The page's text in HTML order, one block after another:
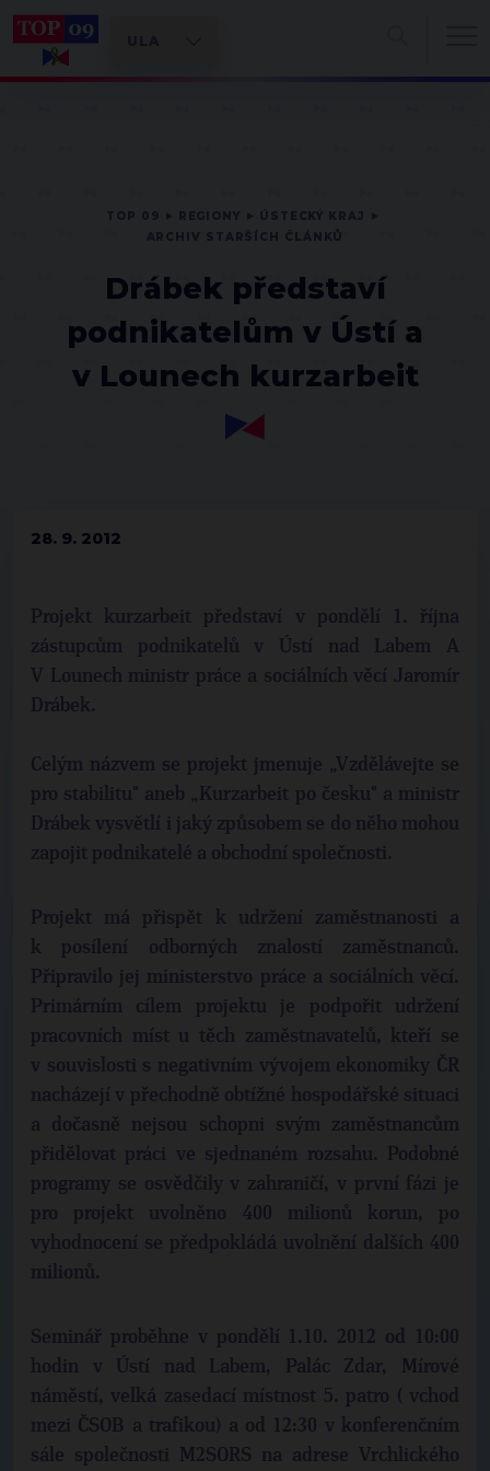
Drábek představí
podnikatelům v Ústí a
v Lounech kurzarbeit
28. 9. 2012
Projekt kurzarbeit představí v pondělí 1. října
zástupcům podnikatelů v Ústí nad Labem A
V Lounech ministr práce a sociálních věcí Jaromír
Drábek.
Celým názvem se projekt jmenuje „Vzdělávejte se
pro stabilitu" aneb „Kurzarbeit po česku" a ministr
Drábek vysvětlí i jaký způsobem se do něho mohou
zapojit podnikatelé a obchodní společnosti.
Projekt má přispět k udržení zaměstnanosti a
k posílení odborných znalostí zaměstnanců.
Připravilo jej ministerstvo práce a sociálních věcí.
Primárním cílem projektu je podpořit udržení
pracovních míst u těch zaměstnavatelů, kteří se
v souvislosti s negativním vývojem ekonomiky ČR
nacházejí v přechodně obtížné hospodářské situaci
a dočasně nejsou schopni svým zaměstnancům
přidělovat práci ve sjednaném rozsahu. Podobné
programy se osvědčily v zahraničí, v první fázi je
pro projekt uvolněno 400 milionů korun, po
vyhodnocení se předpokládá uvolnění dalších 400
milionů.
Seminář proběhne v pondělí 1.10. 2012 od 10:00
hodin v Ústí nad Labem, Palác Zdar, Mírové
náměstí, velká zasedací místnost 5. patro ( vchod
mezi ČSOB a trafikou) a od 12:30 v konferenčním
sále společnosti M2SORS na adrese Vrchlického